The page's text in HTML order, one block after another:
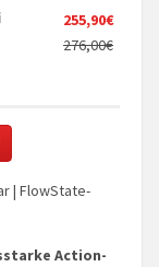
255,90€
276,00€
| FlowState-
Action-